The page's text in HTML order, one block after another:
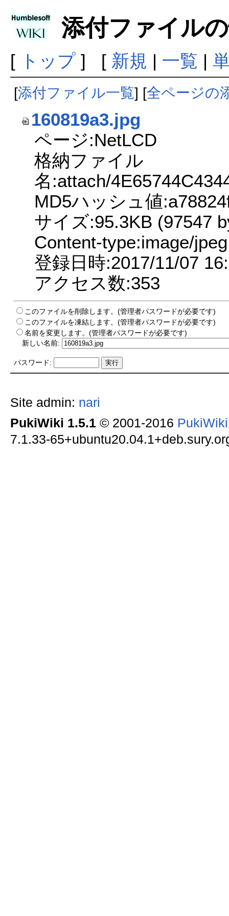
添付ファイル
[ トップ] [ 新規 | 一覧 |
[添付ファイル一覧] [全ページの
160819a3.jpg
ページ:NetLCD
格納ファイル
名:attach/
MD5ハッシュ値
サイズ:95.3KB (97547
Content-type:image/jpeg
登録日時:2017/11/07
アクセス数:353
このファイルを削除します。(管理者パスワードが必要です)
このファイルを凍結します。(管理者パスワードが必要です)
名前を変更します。(管理者パスワードが必要です)
新しい名前:
パスワード:
Site admin: nari
PukiWiki 1.5.1© 2001-2016
7.1.33-